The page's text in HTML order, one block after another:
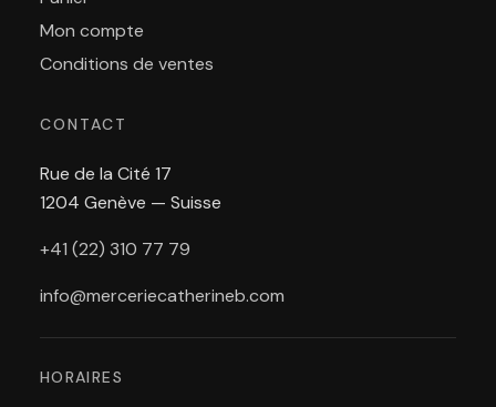
Mon compte
Conditions de ventes
CONTACT
Rue de la Cité 17
1204 Genève — Suisse
+41 (22) 310 77 79
info@merceriecatherineb.com
HORAIRES